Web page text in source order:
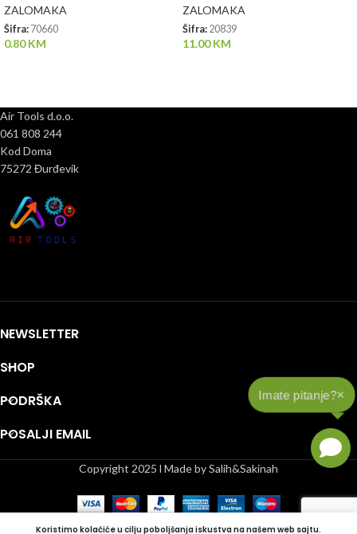
ZALOMAKA
Šifra: 70660
0.80KM
ZALOMAKA
Šifra: 20839
11.00KM
Air Tools d.o.o.
061 808 244
Kod Doma
75272 Đurđevik
NEWSLETTER
SHOP
PODRŠKA
POSALJI EMAIL
Copyright 2025 l Made by Salih&Sakinah
Koristimo kolačiće u cilju poboljšanja iskustva na našem web sajtu.